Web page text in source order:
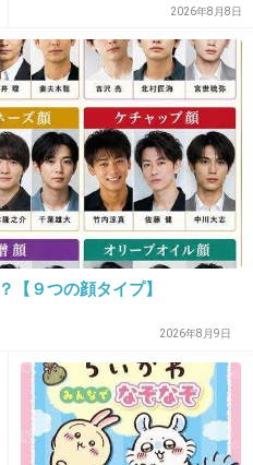
-1
+42 -2
+66 -6
2026年8月8日
【９つの顔タイプ】
2026年8月9日